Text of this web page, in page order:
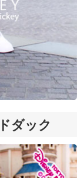
ダック